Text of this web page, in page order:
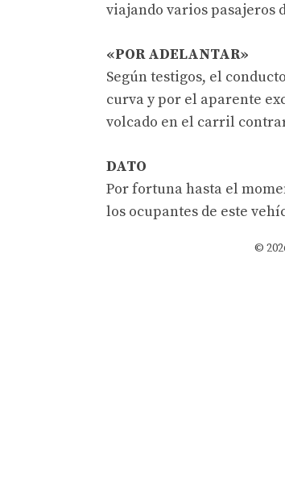
viajando varios pasajeros
«POR ADELANTAR»
Según testigos, el
curva y por el aparente
volcado en el carril
DATO
Por fortuna hasta el
los ocupantes de este
©